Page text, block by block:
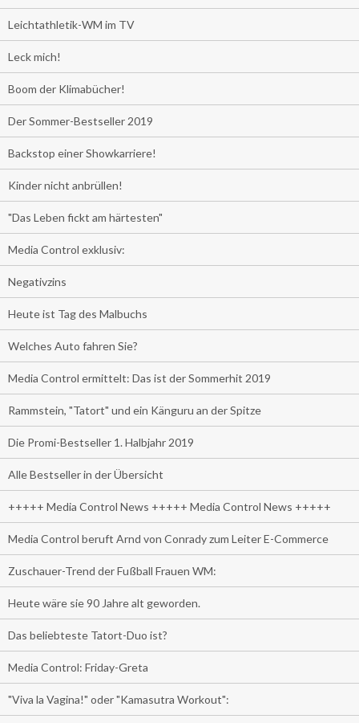
Leichtathletik-WM im TV
Leck mich!
Boom der Klimabücher!
Der Sommer-Bestseller 2019
Backstop einer Showkarriere!
Kinder nicht anbrüllen!
"Das Leben fickt am härtesten"
Media Control exklusiv:
Negativzins
Heute ist Tag des Malbuchs
Welches Auto fahren Sie?
Media Control ermittelt: Das ist der Sommerhit 2019
Rammstein, "Tatort" und ein Känguru an der Spitze
Die Promi-Bestseller 1. Halbjahr 2019
Alle Bestseller in der Übersicht
+++++ Media Control News +++++ Media Control News +++++
Media Control beruft Arnd von Conrady zum Leiter E-Commerce
Zuschauer-Trend der Fußball Frauen WM:
Heute wäre sie 90 Jahre alt geworden.
Das beliebteste Tatort-Duo ist?
Media Control: Friday-Greta
"Viva la Vagina!" oder "Kamasutra Workout":